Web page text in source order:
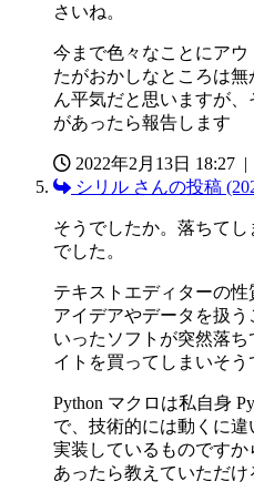
さいね。
今まで色々なことにア
たがおかしなところは
ん平気だと思いますが
があったら報告します
2022年2月13日 18:27 |
シリル さんの投稿
そうでしたか。落ちて
でした。
テキストエディターの
アイデアやデータを扱
いったソフトが突然落
イトを買ってしまいそ
Python マクロは私自身
で、技術的には動くに
実装しているものです
あったら教えていただけ